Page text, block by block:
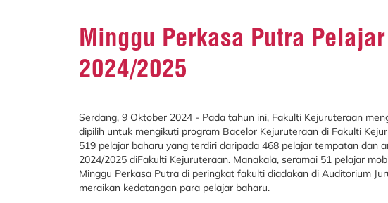
Minggu Perkasa Putra
2024/2025
Serdang, 9 Oktober 2024 - Pada tahun ini, Fakulti Kejuruteraan
dipilih untuk mengikuti program Bacelor Kejuruteraan di Fakulti
519 pelajar baharu yang terdiri daripada 468 pelajar tempatan dan
2024/2025 diFakulti Kejuruteraan. Manakala, seramai 51 pelajar
Minggu Perkasa Putra di peringkat fakulti diadakan di Auditorium
meraikan kedatangan para pelajar baharu.